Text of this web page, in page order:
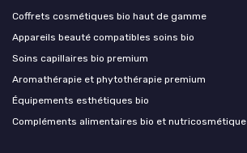
Coffrets cosmétiques bio haut de gamme
Appareils beauté compatibles soins bio
Soins capillaires bio premium
Aromathérapie et phytothérapie premium
Équipements esthétiques bio
Compléments alimentaires bio et nutricosmétique